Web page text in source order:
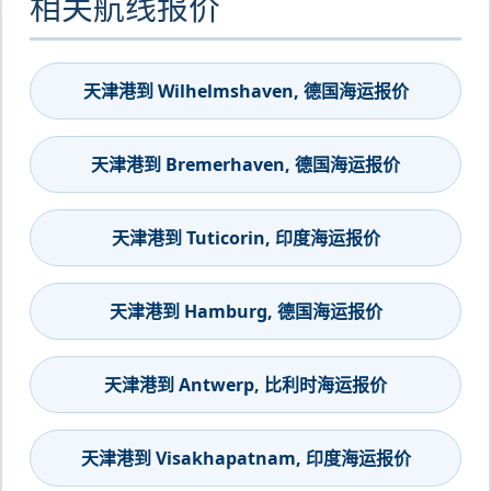
天津港到 Wilhelmshaven, 德国海运报价
天津港到 Bremerhaven, 德国海运报价
天津港到 Tuticorin, 印度海运报价
天津港到 Hamburg, 德国海运报价
天津港到 Antwerp, 比利时海运报价
天津港到 Visakhapatnam, 印度海运报价